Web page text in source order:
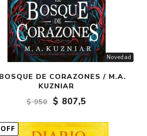
Novedad
DE CORAZONES / M.A.
KUZNIAR
$ 950
$ 807,5